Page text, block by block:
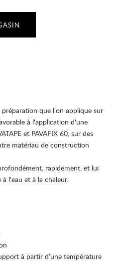
préparation que l'on applique sur
à l'application d'une
et PAVAFIX 60, sur des
matériau de construction
rapidement, et lui
l'eau et à la chaleur.
à partir d’une température